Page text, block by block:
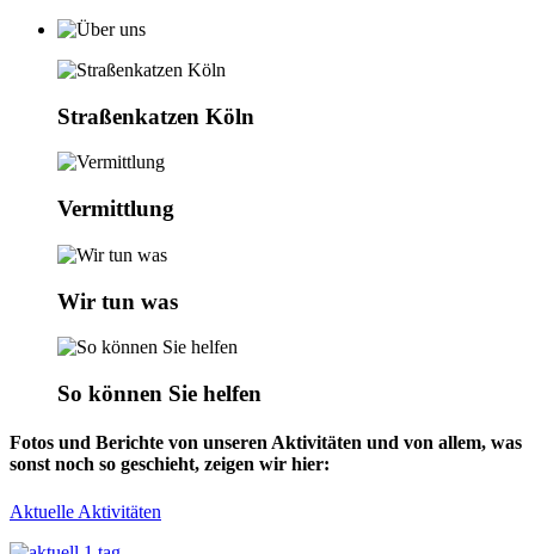
Straßenkatzen Köln
Vermittlung
Wir tun was
So können Sie helfen
Fotos und Berichte von unseren Aktivitäten und von allem, was
sonst noch so geschieht, zeigen wir hier:
Aktuelle Aktivitäten